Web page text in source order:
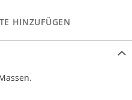
HINZUFÜGEN